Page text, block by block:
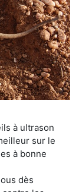
à ultrason
sur le
à bonne
dès